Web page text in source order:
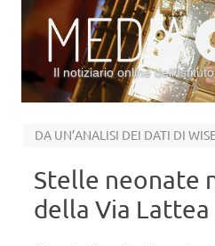
Il notiziario online
DA UN’ANALISI DEI DATI DI WISE
Stelle neonate
della Via Lattea